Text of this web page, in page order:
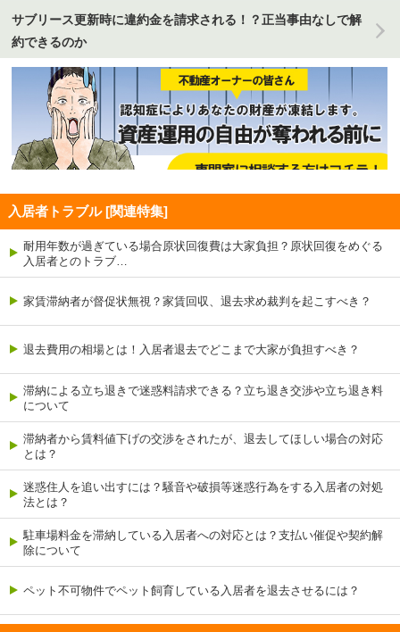
サブリース更新時に違約金を請求される！？正当事由なしで解
約できるのか
入居者トラブル [関連特集]
耐用年数が過ぎている場合原状回復費は大家負担？原状回復をめぐる
入居者とのトラブ…
家賃滞納者が督促状無視？家賃回収、退去求め裁判を起こすべき？
退去費用の相場とは！入居者退去でどこまで大家が負担すべき？
滞納による立ち退きで迷惑料請求できる？立ち退き交渉や立ち退き料
について
滞納者から賃料値下げの交渉をされたが、退去してほしい場合の対応
とは？
迷惑住人を追い出すには？騒音や破損等迷惑行為をする入居者の対処
法とは？
駐車場料金を滞納している入居者への対応とは？支払い催促や契約解
除について
ペット不可物件でペット飼育している入居者を退去させるには？